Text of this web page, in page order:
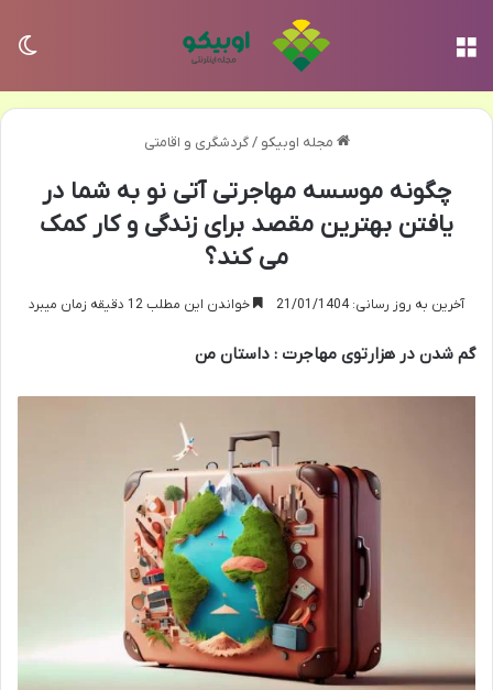
مجله اوبیکو / گردشگری و اقامتی
چگونه موسسه مهاجرتی آتی نو به شما در
یافتن بهترین مقصد برای زندگی و کار کمک
می کند؟
آخرین به روز رسانی: 21/01/1404 خواندن این مطلب 12 دقیقه زمان میبرد
گم شدن در هزارتوی مهاجرت : داستان من